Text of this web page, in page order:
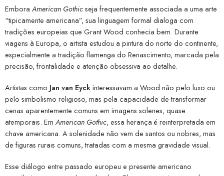
Embora American Gothicseja frequentemente associada a uma arte
“tipicamente americana”, sua linguagem formal dialoga com
tradições europeias que Grant Wood conhecia bem. Durante
viagens à Europa, o artista estudou a pintura do norte do continente,
especialmente a tradição flamenga do Renascimento, marcada pela
precisão, frontalidade e atenção obsessiva ao detalhe.
Artistas como Jan van Eyckinteressavam a Wood não pelo luxo ou
pelo simbolismo religioso, mas pela capacidade de transformar
cenas aparentemente comuns em imagens solenes, quase
atemporais. Em American Gothic, essa herança é reinterpretada em
chave americana. A solenidade não vem de santos ou nobres, mas
de figuras rurais comuns, tratadas com a mesma gravidade visual.
Esse diálogo entre passado europeu e presente americano